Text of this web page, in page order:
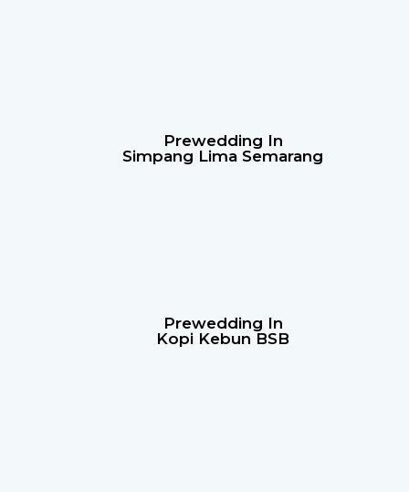
Prewedding In
Simpang Lima Semarang
Prewedding In
Kopi Kebun BSB